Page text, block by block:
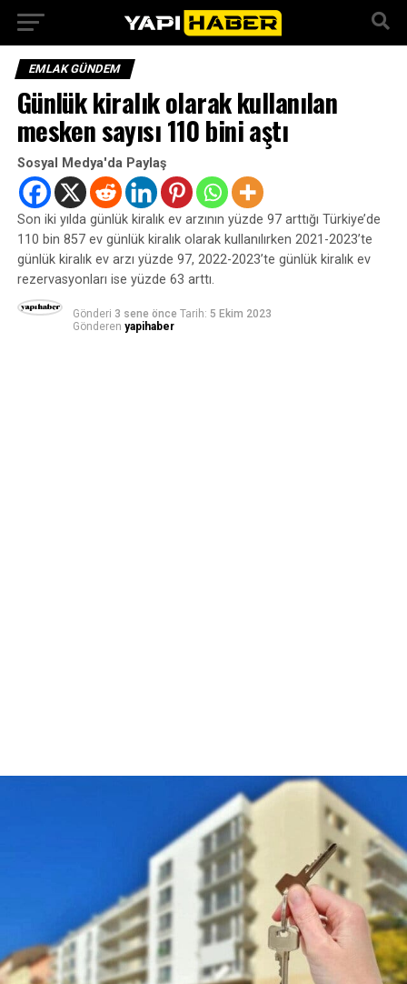
EMLAK GÜNDEM
Günlük kiralık olarak kullanılan
mesken sayısı 110 bini aştı
Sosyal Medya'da Paylaş
Son iki yılda günlük kiralık ev arzının yüzde 97 arttığı Türkiye’de
110 bin 857 ev günlük kiralık olarak kullanılırken 2021-2023’te
günlük kiralık ev arzı yüzde 97, 2022-2023’te günlük kiralık ev
rezervasyonları ise yüzde 63 arttı.
Gönderi 3 sene önce Tarih: 5 Ekim 2023
Gönderen yapihaber